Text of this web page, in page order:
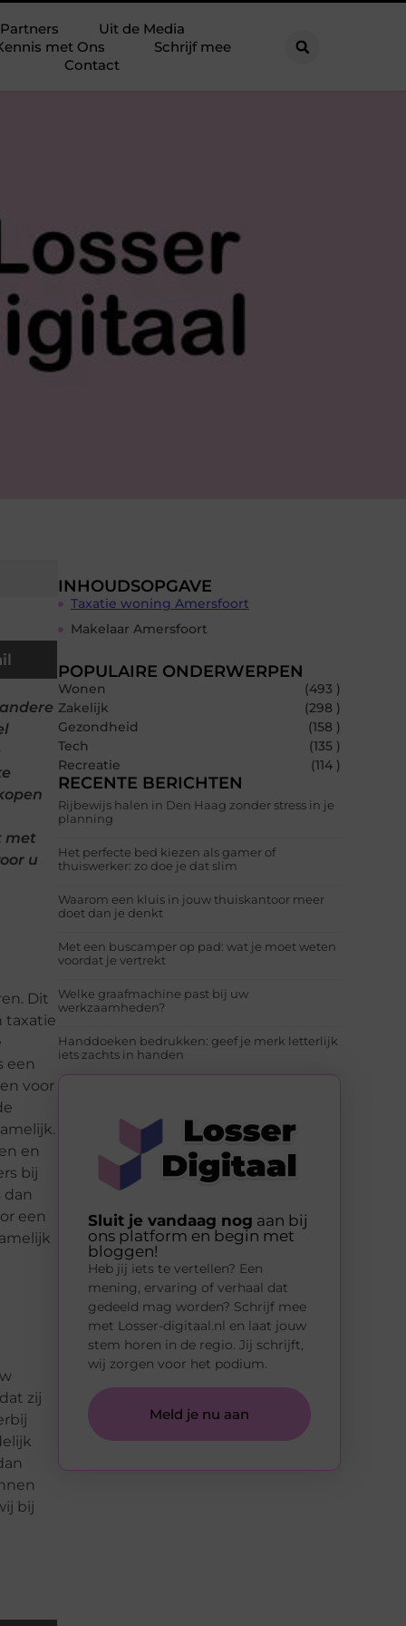
Partners
Uit de Media
met Ons
Schrijf mee
Contact
met
u
Dit
taxatie
een
voor
en
bij
dan
een
zij
bij
INHOUDSOPGAVE
Taxatie woning Amersfoort
Makelaar Amersfoort
POPULAIRE ONDERWERPEN
Wonen
(493 )
Zakelijk
(298 )
Gezondheid
(158 )
Tech
(135 )
Recreatie
(114 )
RECENTE BERICHTEN
Rijbewijs halen in Den Haag zonder stress in je
planning
Het perfecte bed kiezen als gamer of
thuiswerker: zo doe je dat slim
Waarom een kluis in jouw thuiskantoor meer
doet dan je denkt
Met een buscamper op pad: wat je moet weten
voordat je vertrekt
Welke graafmachine past bij uw
werkzaamheden?
Handdoeken bedrukken: geef je merk letterlijk
iets zachts in handen
Sluit je vandaag nog aan bij
ons platform en begin met
bloggen!
Heb jij iets te vertellen? Een
mening, ervaring of verhaal dat
gedeeld mag worden? Schrijf mee
met Losser-digitaal.nl en laat jouw
stem horen in de regio. Jij schrijft,
wij zorgen voor het podium.
Meld je nu aan